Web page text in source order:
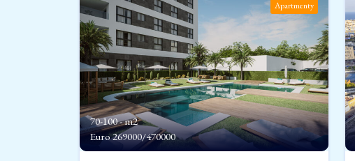
Apartmenty
70-100 - m2
Euro269000/470000